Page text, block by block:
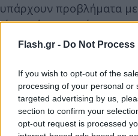
Flash.gr - Do Not
If you wish to opt-out of the
processing of your personal or
targeted advertising by us,
section to confirm your
opt-out request is processed
υπάρχουν προβλήματα
είναι μόνο το σπίτι που
χείμαρρο, είναι κι άλλα
που έπεσε στην περιοχή
Σύμφωνα με το Εθνικό
βροχόπτωση ισοδυναμεί